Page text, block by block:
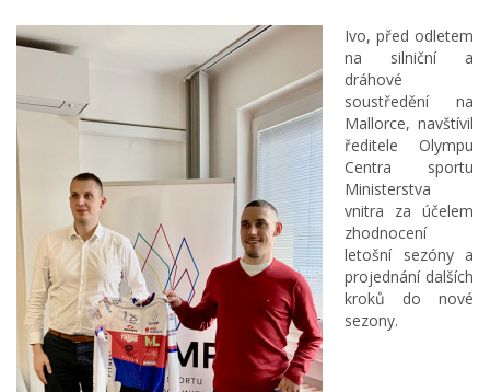
Ivo, před odletem
na silniční a
dráhové
soustředění na
Mallorce, navštívil
ředitele Olympu
Centra sportu
Ministerstva
vnitra za účelem
zhodnocení
letošní sezóny a
projednání dalších
kroků do nové
sezony.